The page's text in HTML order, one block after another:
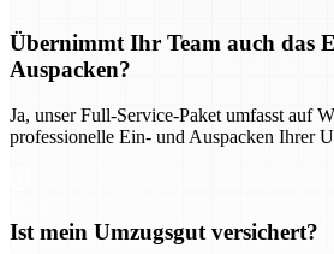
Übernimmt Ihr Team auch das
Auspacken?
Ja, unser Full-Service-Paket umfasst auf
professionelle Ein- und Auspacken Ihrer
Ist mein Umzugsgut versichert?